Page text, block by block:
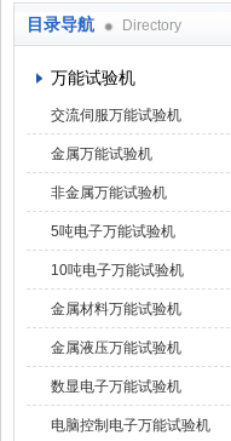
目录导航 Directory
万能试验机
交流伺服万能试验机
金属万能试验机
非金属万能试验机
5吨电子万能试验机
10吨电子万能试验机
金属材料万能试验机
金属液压万能试验机
数显电子万能试验机
电脑控制电子万能试验机